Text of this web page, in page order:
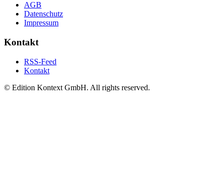
AGB
Datenschutz
Impressum
Kontakt
RSS-Feed
Kontakt
© Edition Kontext GmbH. All rights reserved.